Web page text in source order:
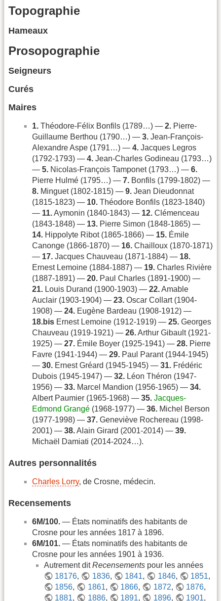
Topographie
Hameaux
Prosopographie
Seigneurs
Curés
Maires
1. Théodore-Félix Bonfils (1789…) — 2. Pierre-
Guillaume Berthou (1790…) — 3. Jean-François-
Alexandre Aspe (1791…) — 4. Jacques Legros
(1792-1793) — 4. Jean-Charles Godineau (1793…)
— 5. Nicolas-François Tamponet (1793…) — 6.
Pierre Hulmé (1795…) — 7. Bonfils (1799-1802) —
8. Minguet (1802-1815) — 9. Jean Dieudonnat
(1815-1823) — 10. Théodore Bonfils (1823-1840)
— 11.Aymonin (1840-1843) — 12. Clémenceau
(1843-1848) — 13. Pierre Simon (1848-1865) —
14. Hippolyte Ribot (1865-1866) — 15. Émile
Canonge (1866-1870) — 16. Chailloux (1870-1871)
— 17. Jacques Chauveau (1871-1884) — 18.
Ernest Lemoine (1884-1887) — 19. Charles Rivière
(1887-1891) — 20. Paul Charles (1891-1900) —
21. Louis Durand (1900-1903) — 22.Amable
Auclair (1903-1904) — 23. Oscar Collart (1904-
1908) — 24. Eugène Bardeau (1908-1912) —
18.bis Ernest Lemoine (1912-1919) — 25. Georges
Chauveau (1919-1921) — 26.Arthur Gibault (1921-
1925) — 27. Émile Boyer (1925-1941) — 28. Pierre
Favre (1941-1944) — 29. Paul Parant (1944-1945)
— 30. Ernest Gréard (1945-1945) — 31. Frédéric
Dubois (1945-1947) — 32. Léon Théron (1947-
1956) — 33. Marcel Mandion (1956-1965) — 34.
Albert Paumier (1965-1968) — 35. Jacques-
Edmond Grangé (1968-1977) — 36. Michel Berson
(1977-1998) — 37. Geneviève Rochereau (1998-
2001) — 38.Alain Girard (2001-2014) — 39.
Michaël Damiati (2014-2024…).
Autres personnalités
Charles Lorry, de Crosne, médecin.
Recensements
6M/100. — États nominatifs des habitants de
Crosne pour les années 1817 à 1896.
6M/101. — États nominatifs des habitants de
Crosne pour les années 1901 à 1936.
Autrement ditRecensements pour les années
18176, 1836, 1841, 1846, 1851,
1856, 1861, 1866, 1872, 1876,
1881, 1886, 1891, 1896, 1901,